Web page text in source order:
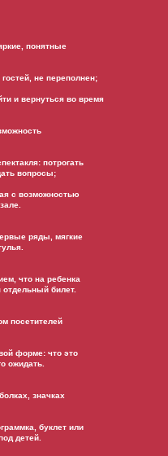
понятные
не переполнен;
и вернуться во время
потрогать
вопросы;
с возможностью
ряды, мягкие
что на ребенка
отдельный билет.
посетителей
форме: что это
ожидать.
значках
буклет или
детей.